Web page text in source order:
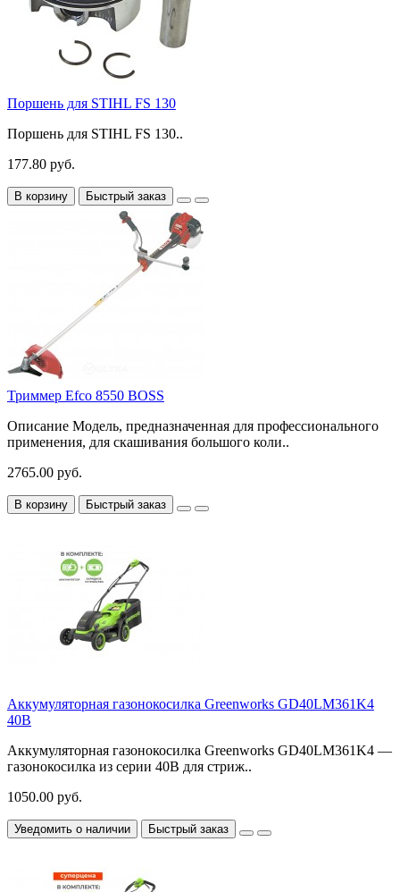
Поршень для STIHL FS 130
Поршень для STIHL FS 130..
177.80 руб.
В корзину Быстрый заказ
Триммер Efco 8550 BOSS
Описание Модель, предназначенная для профессионального
применения, для скашивания большого коли..
2765.00 руб.
В корзину Быстрый заказ
Аккумуляторная газонокосилка Greenworks GD40LM361K4
40В
Аккумуляторная газонокосилка Greenworks GD40LM361K4 —
газонокосилка из серии 40В для стриж..
1050.00 руб.
Уведомить о наличии Быстрый заказ